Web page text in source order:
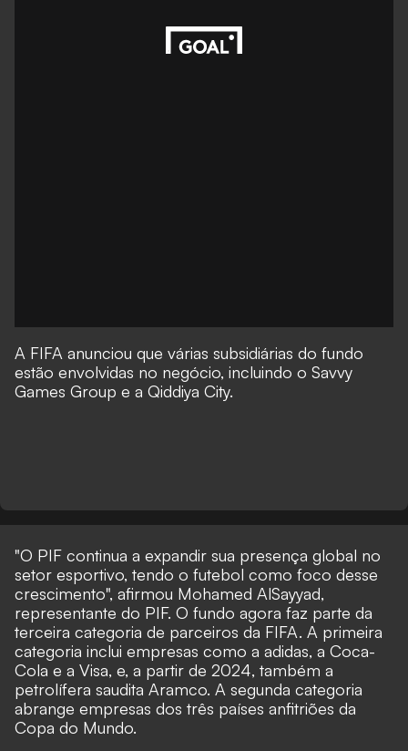
A FIFA anunciou que várias subsidiárias do fundo
estão envolvidas no negócio, incluindo o Savvy
Games Group e a Qiddiya City.
"O PIF continua a expandir sua presença global no
setor esportivo, tendo o futebol como foco desse
crescimento", afirmou Mohamed AlSayyad,
representante do PIF. O fundo agora faz parte da
terceira categoria de parceiros da FIFA. A primeira
categoria inclui empresas como a adidas, a Coca-
Cola e a Visa, e, a partir de 2024, também a
petrolífera saudita Aramco. A segunda categoria
abrange empresas dos três países anfitriões da
Copa do Mundo.